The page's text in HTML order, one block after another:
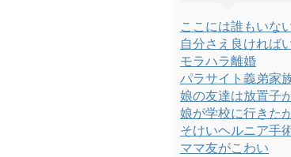
ここには誰もいな
自分さえ良ければ
モラハラ離婚
パラサイト義弟家
娘の友達は放置子
娘が学校に行きた
そけいヘルニア手
ママ友がこわい